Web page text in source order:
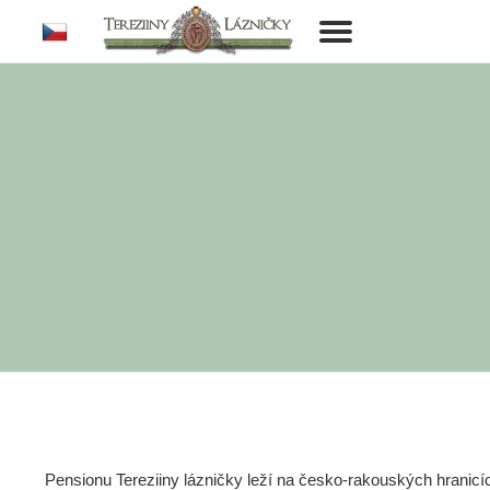
Toggle
Pensionu Tereziiny lázničky leží na česko-rakouských